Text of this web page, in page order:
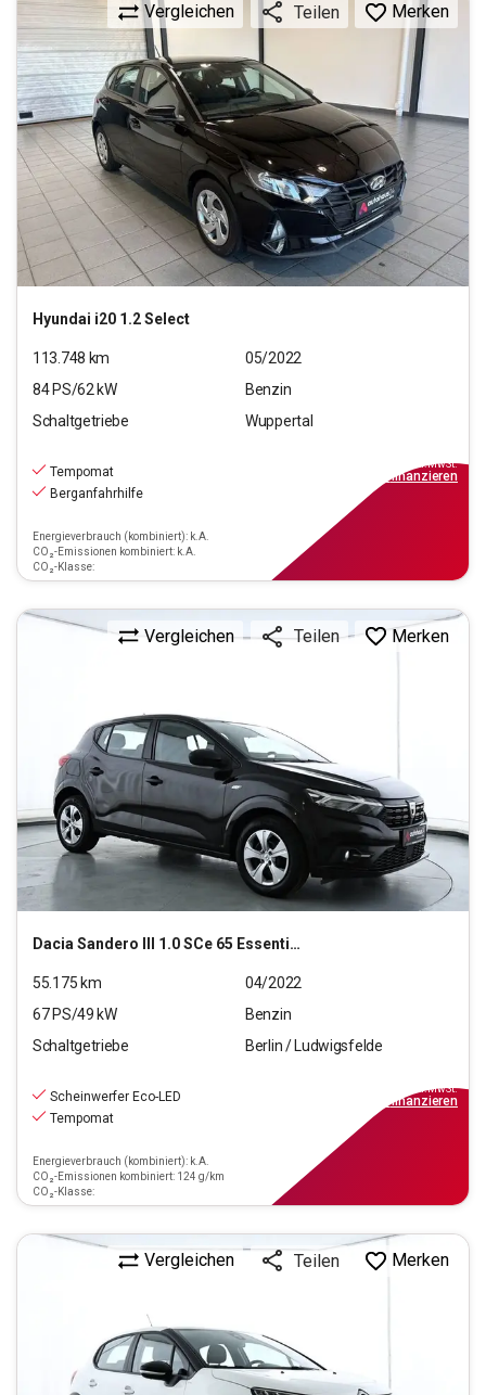
Hyundai i20 1.2 Select
Vergleichen Teilen Merken
113.748 km
05/2022
84PS/62kW
Benzin
Schaltgetriebe
Wuppertal
Tempomat
Berganfahrhilfe
Energieverbrauch (kombiniert): k.A.
CO₂-Emissionen kombiniert: k.A.
CO₂-Klasse:
inkl.MwSt.
finanzieren
Dacia Sandero III 1.0 SCe 65 Essential (Euro 6d)
Vergleichen Teilen Merken
55.175km
04/2022
67PS/49kW
Benzin
Schaltgetriebe
Berlin / Ludwigsfelde
Scheinwerfer Eco-LED
Tempomat
Energieverbrauch (kombiniert): k.A.
CO₂-Emissionen kombiniert: 124 g/km
CO₂-Klasse:
inkl.MwSt.
finanzieren
Vergleichen Teilen Merken